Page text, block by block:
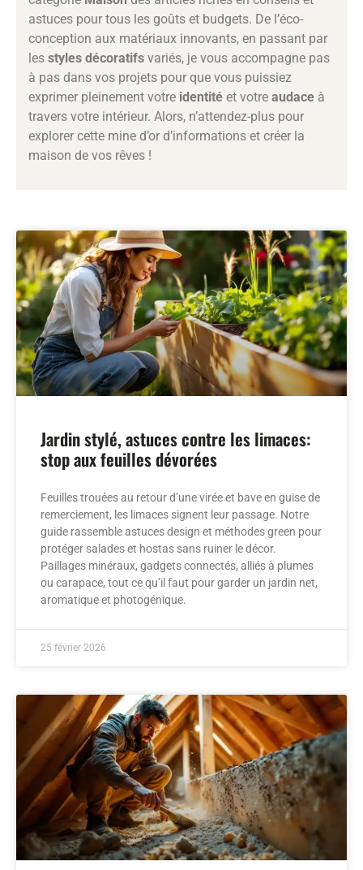
astuces pour tous les goûts et budgets. De l’éco-
conception aux matériaux innovants, en passant par
les styles décoratifs variés, je vous accompagne pas
à pas dans vos projets pour que vous puissiez
exprimer pleinement votre identité et votre audace à
travers votre intérieur. Alors, n’attendez-plus pour
explorer cette mine d’or d’informations et créer la
maison de vos rêves !
Jardin stylé, astuces contre les limaces:
stop aux feuilles dévorées
Feuilles trouées au retour d’une virée et bave en guise de
remerciement, les limaces signent leur passage. Notre
guide rassemble astuces design et méthodes green pour
protéger salades et hostas sans ruiner le décor.
Paillages minéraux, gadgets connectés, alliés à plumes
ou carapace, tout ce qu’il faut pour garder un jardin net,
aromatique et photogénique.
25 février 2026